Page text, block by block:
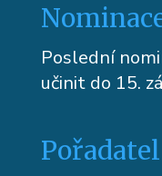
Poslední
učinit do 15.
Pořadatel